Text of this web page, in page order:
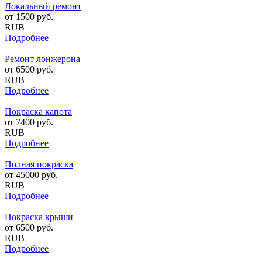
Локальный ремонт
от 1500 руб.
RUB
Подробнее
Ремонт лонжерона
от 6500 руб.
RUB
Подробнее
Покраска капота
от 7400 руб.
RUB
Подробнее
Полная покраска
от 45000 руб.
RUB
Подробнее
Покраска крыши
от 6500 руб.
RUB
Подробнее